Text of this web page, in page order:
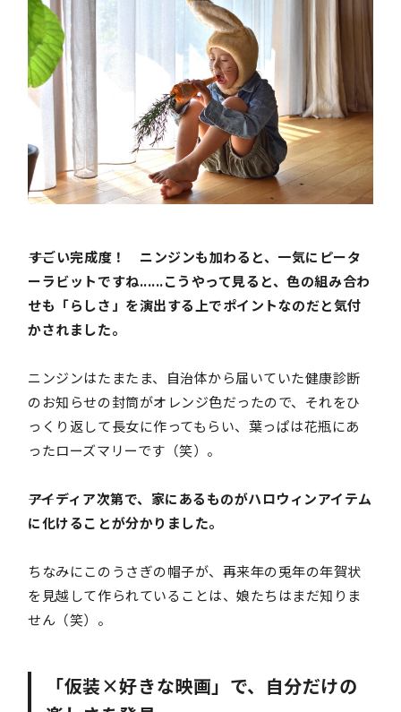
――すごい完成度！ ニンジンも加わると、一気にピータ
ーラビットですね......こうやって見ると、色の組み合わ
せも「らしさ」を演出する上でポイントなのだと気付
かされました。
ニンジンはたまたま、自治体から届いていた健康診断
のお知らせの封筒がオレンジ色だったので、それをひ
っくり返して長女に作ってもらい、葉っぱは花瓶にあ
ったローズマリーです（笑）。
――アイディア次第で、家にあるものがハロウィンアイテム
に化けることが分かりました。
ちなみにこのうさぎの帽子が、再来年の兎年の年賀状
を見越して作られていることは、娘たちはまだ知りま
せん（笑）。
「仮装×好きな映画」で、自分だけの